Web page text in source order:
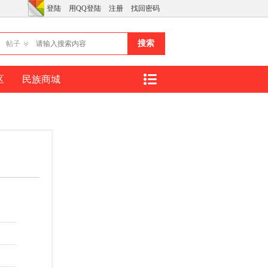
登陆 用QQ登陆 注册 找回密码
帖子 搜索
民族商城